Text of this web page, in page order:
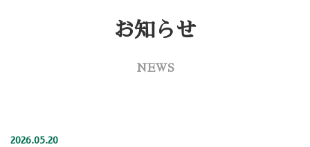
お知らせ
NEWS
2026.05.20